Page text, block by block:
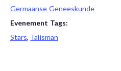
Germaanse Geneeskunde
Evenement Tags:
Stars, Talisman